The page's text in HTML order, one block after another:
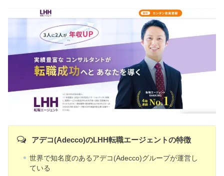
アデコ(Adecco)のLHH転職エージェントの特徴
世界で知名度のあるアデコ(Adecco)グループが運営し
ている